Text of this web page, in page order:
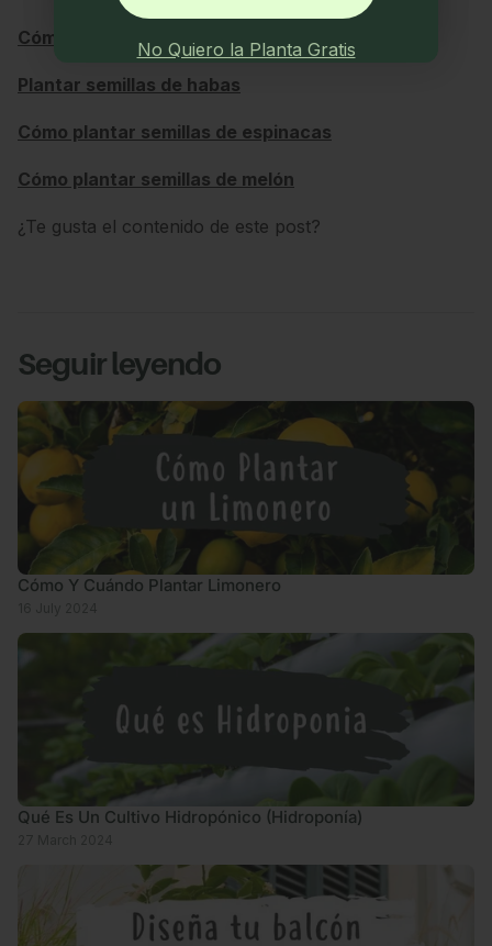
Cómo plantar semillas de calabacín
Plantar semillas de habas
Cómo plantar semillas de espinacas
Cómo plantar semillas de melón
¿Te gusta el contenido de este post?
Seguir leyendo
Cómo Y Cuándo Plantar Limonero
Qué Es Un Cultivo Hidropónico (Hidroponía)
No Quiero la Planta Gratis